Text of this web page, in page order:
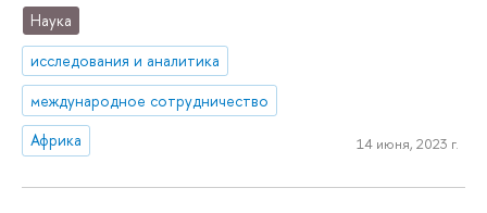
Наука
исследования и аналитика
международное сотрудничество
Африка
14 июня, 2023 г.